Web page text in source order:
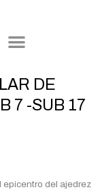
DE
7 -SUB 17
epicentro del ajedrez